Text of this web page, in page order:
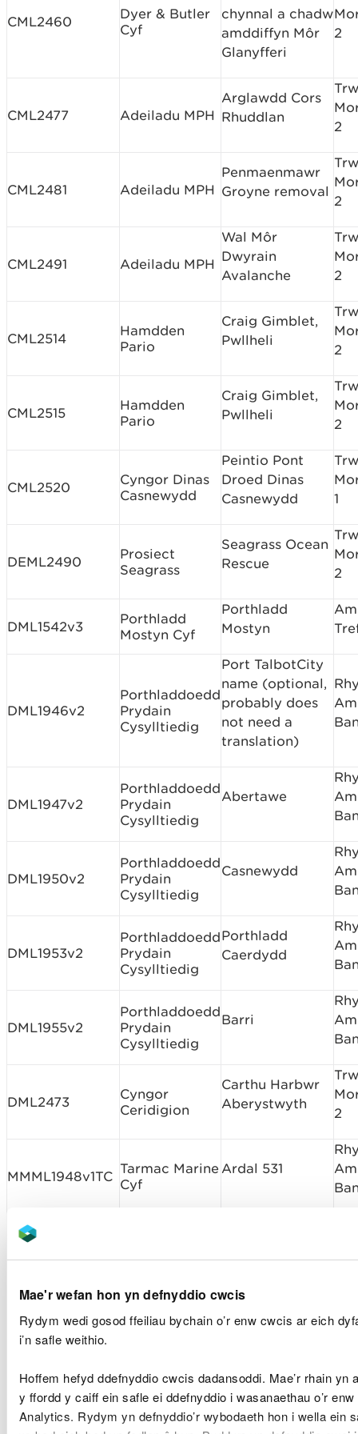
Mae'r wefan hon yn defnyddio cwcis
Rydym wedi gosod ffeiliau bychain o’r enw cwcis ar eich
i’n safle weithio.
Hoffem hefyd ddefnyddio cwcis dadansoddi. Mae’r rhain yn
y ffordd y caiff ein safle ei ddefnyddio i wasanaethau o’r
Analytics. Rydym yn defnyddio’r wybodaeth hon i wella ein
CML2460
Dyer & Butler
Cyf
chynnal a chadw
amddiffyn Môr
Glanyfferi
2
CML2477 Adeiladu MPH
Arglawdd Cors
Rhuddlan
2
CML2481 Adeiladu MPH
Penmaenmawr
Groyne removal
2
CML2491 Adeiladu MPH
Wal Môr
Dwyrain
Avalanche
2
CML2514
Hamdden
Pario
Craig Gimblet,
Pwllheli
2
CML2515
Hamdden
Pario
Craig Gimblet,
Pwllheli
2
CML2520
Cyngor Dinas
Casnewydd
Peintio Pont
Droed Dinas
Casnewydd
1
DEML2490
Prosiect
Seagrass
Seagrass Ocean
Rescue
2
DML1542v3
Porthladd
Mostyn Cyf
Porthladd
Mostyn
DML1946v2
Porthladdoedd
Prydain
Cysylltiedig
Port TalbotCity
name (optional,
probably does
not need a
translation)
DML1947v2
Porthladdoedd
Prydain
Cysylltiedig
Abertawe
DML1950v2
Porthladdoedd
Prydain
Cysylltiedig
Casnewydd
DML1953v2
Porthladdoedd
Prydain
Cysylltiedig
Porthladd
Caerdydd
DML1955v2
Porthladdoedd
Prydain
Cysylltiedig
Barri
DML2473
Cyngor
Ceridigion
Carthu Harbwr
Aberystwyth
2
MMML1948v1TC Tarmac Marine
Cyf
Ardal 531
ORML1957v2
Fforwm
Ardaloedd
Prawf Ynni
2
Gwynt y Mor
offshore